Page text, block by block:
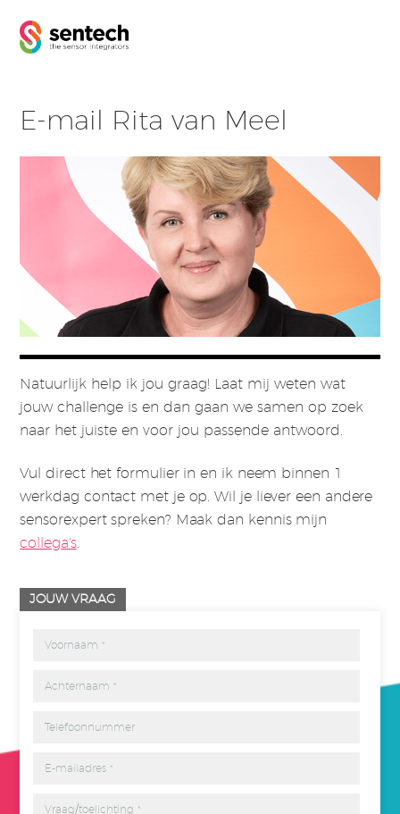
E-mail Rita van Meel
Natuurlijk help ik jou graag! Laat mij weten wat
jouw challenge is en dan gaan we samen op zoek
naar het juiste en voor jou passende antwoord.
Vul direct het formulier in en ik neem binnen 1
werkdag contact met je op. Wil je liever een andere
sensorexpert spreken? Maak dan kennis mijn
collega's.
JOUW VRAAG